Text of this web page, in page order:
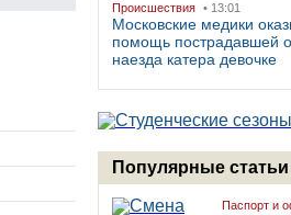
Происшествия • 13:01
Московские медики
помощь пострадавшей
наезда катера девочке
Популярные статьи
Паспорт и